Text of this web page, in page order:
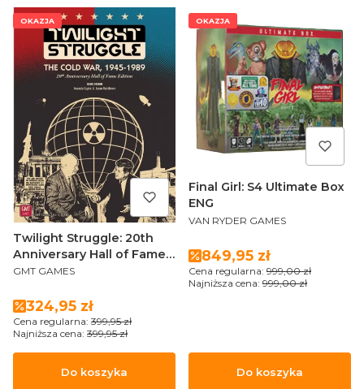
OKAZJA
Twilight Struggle: 20th
Anniversary Hall of Fame
Edition ENG
PRODUCENT
GMT GAMES
Cena promocyjna
324,95 zł
Cena regularna: 399,95 zł
Najniższa cena: 399,95 zł
Do koszyka
OKAZJA
Final Girl: S4 Ultimate Box
ENG
PRODUCENT
VAN RYDER GAMES
Cena promocyjna
849,95 zł
Cena regularna: 999,00 zł
Najniższa cena: 999,00 zł
Do koszyka